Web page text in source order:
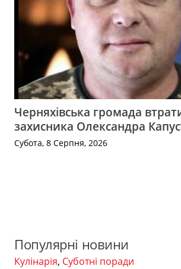
Черняхівська громада
захисника Олександра
Субота, 8 Серпня, 2026
Популярні новини
Кулінарія, Суботні поради